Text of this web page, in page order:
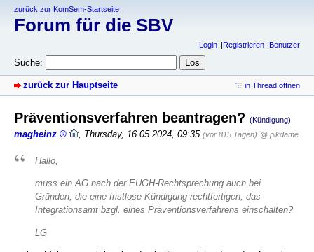
zurück zur KomSem-Startseite
Forum für die SBV
Login Registrieren Benutzer
Suche:
zurück zur Hauptseite in Thread öffnen
Präventionsverfahren beantragen? (Kündigung)
magheinz , Thursday, 16.05.2024, 09:35 (vor 815 Tagen) @ pikdame
Hallo,
muss ein AG nach der EUGH-Rechtsprechung auch bei
Gründen, die eine fristlose Kündigung rechtfertigen, das
Integrationsamt bzgl. eines Präventionsverfahrens einschalten?
LG